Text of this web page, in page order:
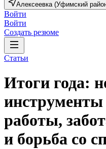
Алексеевка (Уфимский
Войти
Войти
Создать резюме
Статьи
Итоги года:
инструменты
работы,
и борьба со